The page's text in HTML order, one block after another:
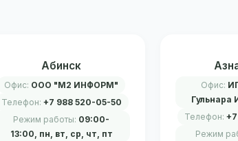
Абинск
Офис: ООО "М2 ИНФОРМ"
Телефон: +7 988 520-05-50
Режим работы: 09:00-
13:00, пн, вт, ср, чт, пт
Офис:
Гульнара
Телефон:
Режим